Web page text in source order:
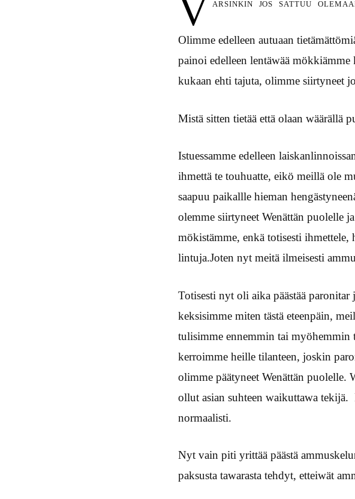
V arsinkin jos sattuu
Olimme edelleen autuaan
painoi edelleen lentäwää
kukaan ehti tajuta, olimme siirtyneet
Mistä sitten tietää että olaan wäärällä
Istuessamme edelleen
ihmettä te touhuatte, eikö meillä ole
saapuu paikallle hieman
olemme siirtyneet Wenättän puolelle
mökistämme, enkä totisesti
lintuja.Joten nyt meitä ilmeisesti
Totisesti nyt oli aika päästää
keksisimme miten tästä eteenpäin,
tulisimme ennemmin tai myöhemmin
kerroimme heille tilanteen, joskin
olimme päätyneet Wenättän
ollut asian suhteen waikuttawa
normaalisti.
Nyt vain piti yrittää päästä
paksusta tawarasta tehdyt, etteiwät